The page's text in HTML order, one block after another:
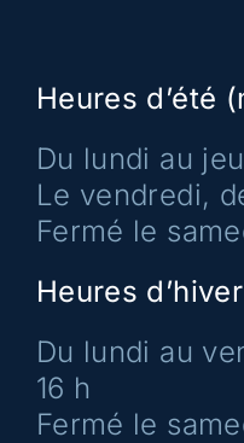
Heures d’été
Du lundi au
Le vendredi,
Fermé le
Heures
Du lundi au
16 h
Fermé le